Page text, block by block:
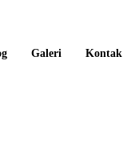
Galeri Kontak